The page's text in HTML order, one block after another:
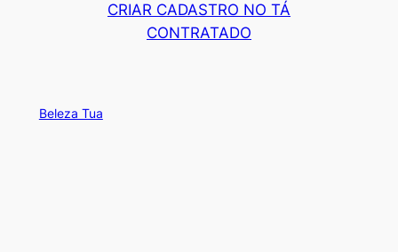
CRIAR CADASTRO NO TÁ
CONTRATADO
Beleza Tua